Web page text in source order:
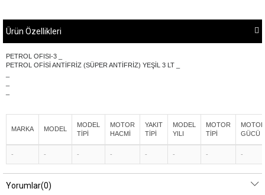
Ürün Özellikleri
PETROL OFISI-3 _
PETROL OFİSİ ANTİFRİZ (SÜPER ANTİFRİZ) YEŞİL 3 LT _
MARKA MODEL
MODEL
TİPİ
MOTOR
HACMİ
YAKIT
TİPİ
MODEL
YILI
MOTOR
TİPİ
MOTOR
GÜCÜ
- - - - - - - -
Yorumlar(0)